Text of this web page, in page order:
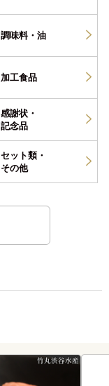
調味料・ 油
加工食品
感謝状・
記念品
セット類・
その他